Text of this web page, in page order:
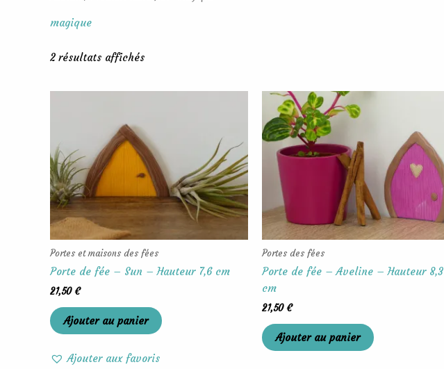
magique
2 résultats affichés
Portes et maisons des fées
Porte de fée – Sun – Hauteur 7,6 cm
21,50€
Ajouter au panier
Ajouter aux favoris
Portes des fées
Porte de fée – Aveline – Hauteur 8,3
cm
21,50€
Ajouter au panier